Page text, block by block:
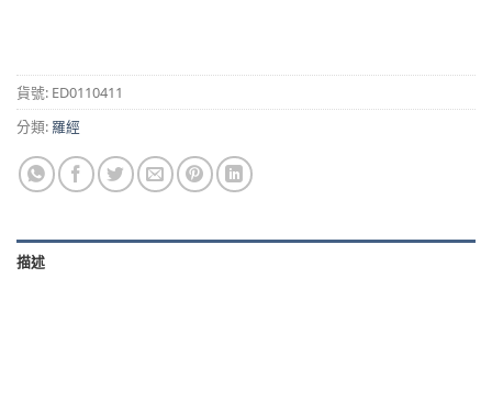
貨號: ED0110411
分類: 羅經
描述